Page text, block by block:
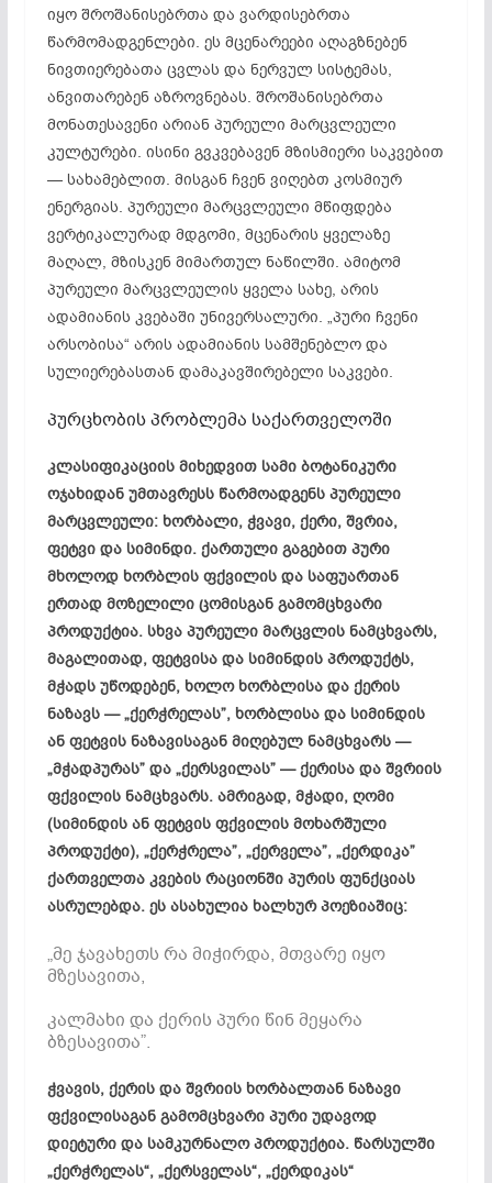
იყო შროშანისებრთა და ვარდისებრთა
წარმომადგენლები. ეს მცენარეები აღაგზნებენ
ნივთიერებათა ცვლას და ნერვულ სისტემას,
ანვითარებენ აზროვნებას. შროშანისებრთა
მონათესავენი არიან პურეული მარცვლეული
კულტურები. ისინი გვკვებავენ მზისმიერი საკვებით
— სახამებლით. მისგან ჩვენ ვიღებთ კოსმიურ
ენერგიას. პურეული მარცვლეული მწიფდება
ვერტიკალურად მდგომი, მცენარის ყველაზე
მაღალ, მზისკენ მიმართულ ნაწილში. ამიტომ
პურეული მარცვლეულის ყველა სახე, არის
ადამიანის კვებაში უნივერსალური. „პური ჩვენი
არსობისა“ არის ადამიანის სამშენებლო და
სულიერებასთან დამაკავშირებელი საკვები.
პურცხობის პრობლემა საქართველოში
კლასიფიკაციის მიხედვით სამი ბოტანიკური
ოჯახიდან უმთავრესს წარმოადგენს პურეული
მარცვლეული: ხორბალი, ჭვავი, ქერი, შვრია,
ფეტვი და სიმინდი. ქართული გაგებით პური
მხოლოდ ხორბლის ფქვილის და საფუართან
ერთად მოზელილი ცომისგან გამომცხვარი
პროდუქტია. სხვა პურეული მარცვლის ნამცხვარს,
მაგალითად, ფეტვისა და სიმინდის პროდუქტს,
მჭადს უწოდებენ, ხოლო ხორბლისა და ქერის
ნაზავს — „ქერჭრელას”, ხორბლისა და სიმინდის
ან ფეტვის ნაზავისაგან მიღებულ ნამცხვარს —
„მჭადპურას” და „ქერსვილას” — ქერისა და შვრიის
ფქვილის ნამცხვარს. ამრიგად, მჭადი, ღომი
(სიმინდის ან ფეტვის ფქვილის მოხარშული
პროდუქტი), „ქერჭრელა”, „ქერველა”, „ქერდიკა”
ქართველთა კვების რაციონში პურის ფუნქციას
ასრულებდა. ეს ასახულია ხალხურ პოეზიაშიც:
„მე ჯავახეთს რა მიჭირდა, მთვარე იყო
მზესავითა,
კალმახი და ქერის პური წინ მეყარა
ბზესავითა”.
ჭვავის, ქერის და შვრიის ხორბალთან ნაზავი
ფქვილისაგან გამომცხვარი პური უდავოდ
დიეტური და სამკურნალო პროდუქტია. წარსულში
„ქერჭრელას“, „ქერსველას“, „ქერდიკას“